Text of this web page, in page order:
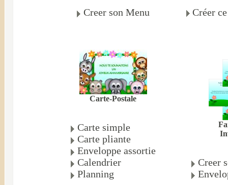
Creer son Menu Créer
Carte-Postale
Carte simple
Carte pliante
Enveloppe assortie
Calendrier
Planning
Creer